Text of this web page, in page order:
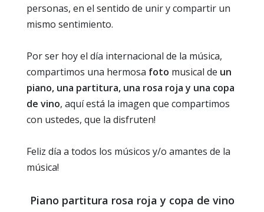
personas, en el sentido de unir y compartir un
mismo sentimiento.
Por ser hoy el día internacional de la música,
compartimos una hermosa foto musical de un
piano, una partitura, una rosa roja y una copa
de vino, aquí está la imagen que compartimos
con ustedes, que la disfruten!
Feliz día a todos los músicos y/o amantes de la
música!
Piano partitura rosa roja y copa de vino